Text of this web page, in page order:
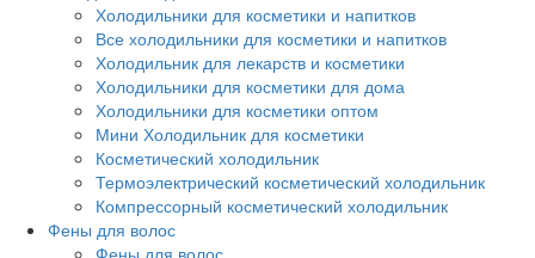
Холодильники для косметики и напитков
Все холодильники для косметики и напитков
Холодильник для лекарств и косметики
Холодильники для косметики для дома
Холодильники для косметики оптом
Мини Холодильник для косметики
Косметический холодильник
Термоэлектрический косметический холодильник
Компрессорный косметический холодильник
Фены для волос
Фены для волос